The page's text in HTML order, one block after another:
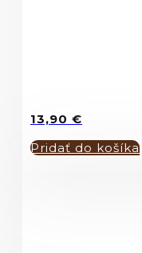
13,90 €
Pridať do košíka